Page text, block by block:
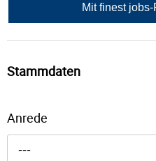
Mit finest
Stammdaten
Anrede
---